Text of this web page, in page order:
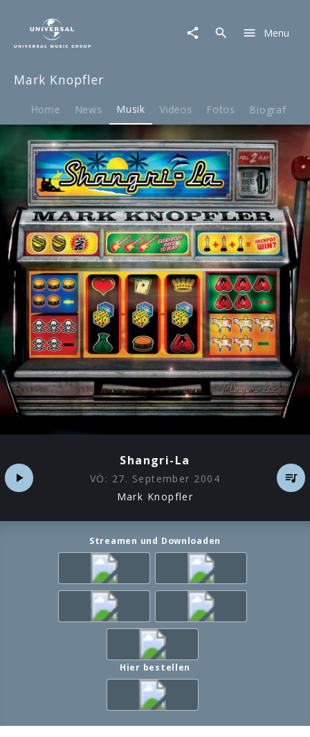
Musik
Shangri-
Menu
Mark Knopfler
Home News Musik Videos Fotos Biografie
Shangri-La
VÖ: 27. September 2004
Mark Knopfler
Streamen und Downloaden
Hier bestellen